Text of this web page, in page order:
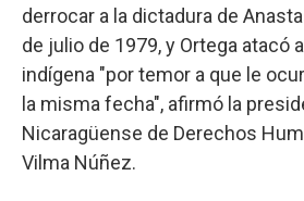
derrocar a la dictadura de
de julio de 1979, y Ortega atacó
indígena "por temor a que le
la misma fecha", afirmó la
Nicaragüense de Derechos
Vilma Núñez.